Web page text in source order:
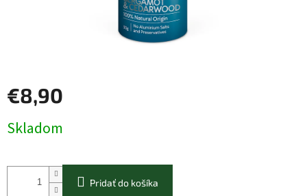
€8,90
cena:
Skladom
Pridať do košíka